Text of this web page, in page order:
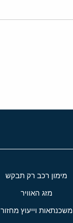
מימון רכב רק תבקש
מזג האוויר
משכנתאות וייעוץ מחזור